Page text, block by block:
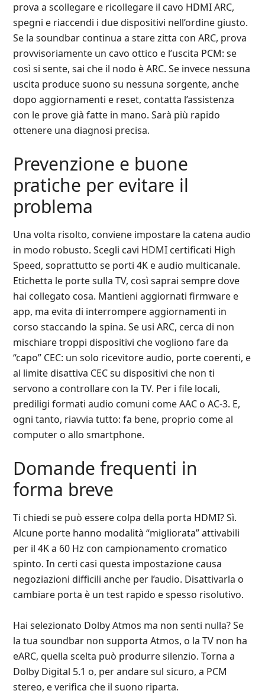
prova a scollegare e ricollegare il cavo HDMI ARC,
spegni e riaccendi i due dispositivi nell’ordine giusto.
Se la soundbar continua a stare zitta con ARC, prova
provvisoriamente un cavo ottico e l’uscita PCM: se
così si sente, sai che il nodo è ARC. Se invece nessuna
uscita produce suono su nessuna sorgente, anche
dopo aggiornamenti e reset, contatta l’assistenza
con le prove già fatte in mano. Sarà più rapido
ottenere una diagnosi precisa.
Prevenzione e buone
pratiche per evitare il
problema
Una volta risolto, conviene impostare la catena audio
in modo robusto. Scegli cavi HDMI certificati High
Speed, soprattutto se porti 4K e audio multicanale.
Etichetta le porte sulla TV, così saprai sempre dove
hai collegato cosa. Mantieni aggiornati firmware e
app, ma evita di interrompere aggiornamenti in
corso staccando la spina. Se usi ARC, cerca di non
mischiare troppi dispositivi che vogliono fare da
“capo” CEC: un solo ricevitore audio, porte coerenti, e
al limite disattiva CEC su dispositivi che non ti
servono a controllare con la TV. Per i file locali,
prediligi formati audio comuni come AAC o AC‑3. E,
ogni tanto, riavvia tutto: fa bene, proprio come al
computer o allo smartphone.
Domande frequenti in
forma breve
Ti chiedi se può essere colpa della porta HDMI? Sì.
Alcune porte hanno modalità “migliorata” attivabili
per il 4K a 60 Hz con campionamento cromatico
spinto. In certi casi questa impostazione causa
negoziazioni difficili anche per l’audio. Disattivarla o
cambiare porta è un test rapido e spesso risolutivo.
Hai selezionato Dolby Atmos ma non senti nulla? Se
la tua soundbar non supporta Atmos, o la TV non ha
eARC, quella scelta può produrre silenzio. Torna a
Dolby Digital 5.1 o, per andare sul sicuro, a PCM
stereo, e verifica che il suono riparta.